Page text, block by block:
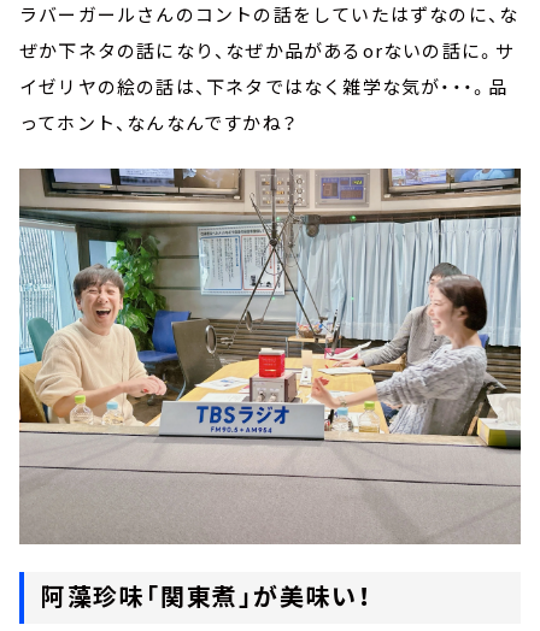
ラバーガールさんのコントの話をしていたはずなのに、な
ぜか下ネタの話になり、なぜか品があるorないの話に。サ
イゼリヤの絵の話は、下ネタではなく雑学な気が・・・。品
ってホント、なんなんですかね？
阿藻珍味「関東煮」が美味い！